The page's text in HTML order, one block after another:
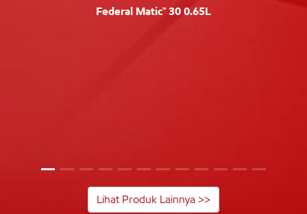
Federal Matic™ 30 0.65L
Lihat Produk Lainnya >>